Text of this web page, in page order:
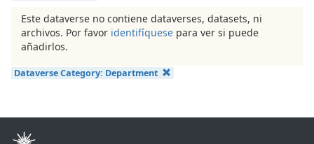
Este dataverse no contiene dataverses, datasets, ni
archivos. Por favor identifíquese para ver si puede
añadirlos.
Dataverse Category: Department